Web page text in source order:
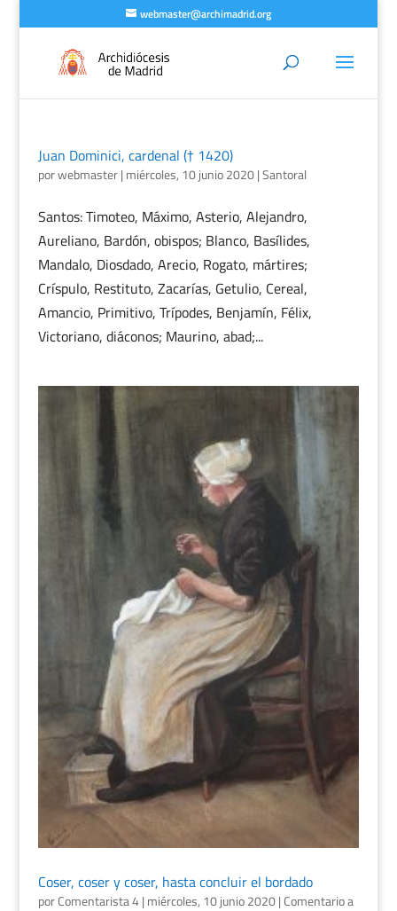
webmaster@archimadrid.org
Juan Dominici, cardenal († 1420)
porwebmaster| miércoles, 10 junio 2020|Santoral
Santos: Timoteo, Máximo, Asterio, Alejandro,
Aureliano, Bardón, obispos; Blanco, Basílides,
Mandalo, Diosdado, Arecio, Rogato, mártires;
Críspulo, Restituto, Zacarías, Getulio, Cereal,
Amancio, Primitivo, Trípodes, Benjamín, Félix,
Victoriano, diáconos; Maurino, abad;...
Coser, coser y coser, hasta concluir el bordado
porComentarista 4| miércoles, 10 junio 2020|Comentario a